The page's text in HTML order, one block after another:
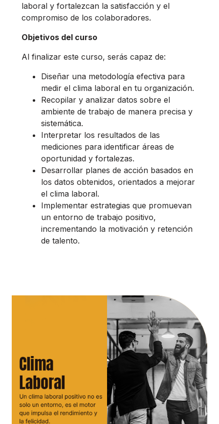
laboral y fortalezcan la satisfacción y el
compromiso de los colaboradores.
Objetivos del curso
Al finalizar este curso, serás capaz de:
Diseñar una metodología efectiva para
medir el clima laboral en tu organización.
Recopilar y analizar datos sobre el
ambiente de trabajo de manera precisa y
sistemática.
Interpretar los resultados de las
mediciones para identificar áreas de
oportunidad y fortalezas.
Desarrollar planes de acción basados en
los datos obtenidos, orientados a mejorar
el clima laboral.
Implementar estrategias que promuevan
un entorno de trabajo positivo,
incrementando la motivación y retención
de talento.